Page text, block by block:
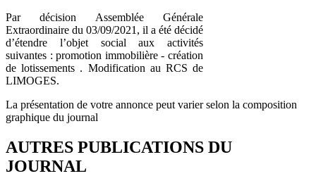
Par décision Assemblée Générale
Extraordinaire du 03/09/2021, il a été décidé
d’étendre l’objet social aux activités
suivantes : promotion immobilière - création
de lotissements . Modification au RCS de
LIMOGES.
La présentation de votre annonce peut varier selon la composition
graphique du journal
AUTRES PUBLICATIONS DU
JOURNAL